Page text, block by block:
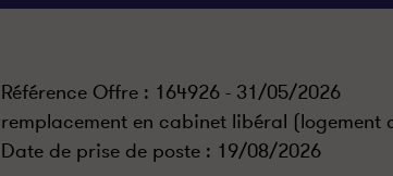
Référence Offre : 164926 - 31/05/2026
remplacement en cabinet libéral (logement
Date de prise de poste : 19/08/2026